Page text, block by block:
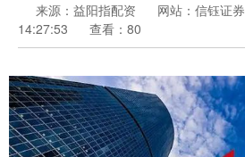
来源：益阳指配资 网站：信钰证券
14:27:53
查看：80